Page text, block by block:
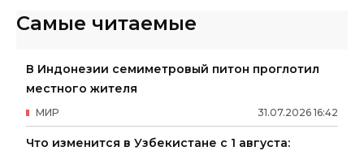
Самые читаемые
В Индонезии семиметровый питон проглотил
местного жителя
31.07.2026 16:42
МИР
Что изменится в Узбекистане с 1 августа: